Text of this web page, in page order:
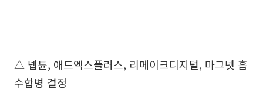
△ 넵튠, 애드엑스플러스, 리메이크디지털, 마그넷 흡
수합병 결정